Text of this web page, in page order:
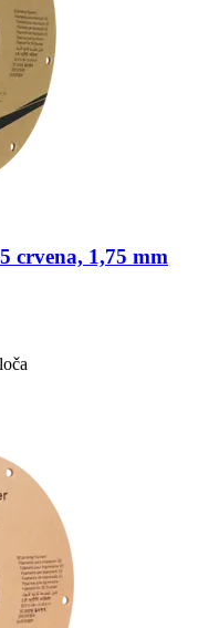
crvena, 1,75 mm